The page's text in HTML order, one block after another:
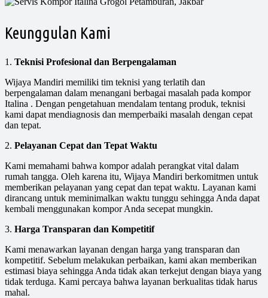
Keunggulan Kami
1. Teknisi Profesional dan Berpengalaman
Wijaya Mandiri memiliki tim teknisi yang terlatih dan
berpengalaman dalam menangani berbagai masalah pada kompor
Italina . Dengan pengetahuan mendalam tentang produk, teknisi
kami dapat mendiagnosis dan memperbaiki masalah dengan cepat
dan tepat.
2. Pelayanan Cepat dan Tepat Waktu
Kami memahami bahwa kompor adalah perangkat vital dalam
rumah tangga. Oleh karena itu, Wijaya Mandiri berkomitmen untuk
memberikan pelayanan yang cepat dan tepat waktu. Layanan kami
dirancang untuk meminimalkan waktu tunggu sehingga Anda dapat
kembali menggunakan kompor Anda secepat mungkin.
3. Harga Transparan dan Kompetitif
Kami menawarkan layanan dengan harga yang transparan dan
kompetitif. Sebelum melakukan perbaikan, kami akan memberikan
estimasi biaya sehingga Anda tidak akan terkejut dengan biaya yang
tidak terduga. Kami percaya bahwa layanan berkualitas tidak harus
mahal.